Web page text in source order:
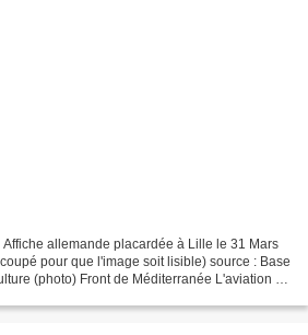
allemande placardée à Lille le 31 Mars
pour que l'image soit lisible) source : Base
(photo) Front de Méditerranée L'aviation de